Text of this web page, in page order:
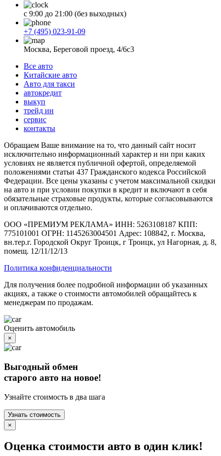
с 9:00 до 21:00 (без выходных)
+7 (495) 023-91-09
Москва, Береговой проезд, 4/6с3
Все авто
Китайские авто
Авто для такси
автокредит
выкуп
трейд ин
сервис
контакты
Обращаем Ваше внимание на то, что данный сайт носит
исключительно информационный характер и ни при каких
условиях не является публичной офертой, определяемой
положениями статьи 437 Гражданского кодекса Российской
Федерации. Все цены указаны с учетом максимальной скидки
на авто и при условии покупки в кредит и включают в себя
обязательные страховые продукты, которые согласовываются
и оплачиваются отдельно.
ООО «ПРЕМИУМ РЕКЛАМА» ИНН: 5263108187 КПП:
775101001 ОГРН: 1145263004501 Адрес: 108842, г. Москва,
вн.тер.г. Городской Округ Троицк, г Троицк, ул Нагорная, д. 8,
помещ. 12/11/12/13
Политика конфиденциальности
Для получения более подробной информации об указанных
акциях, а также о стоимости автомобилей обращайтесь к
менеджерам по продажам.
Оценить автомобиль
×
Выгодный обмен
старого авто на новое!
Узнайте стоимость в два шага
Узнать стоимость
×
Оценка стоимости авто в один клик!